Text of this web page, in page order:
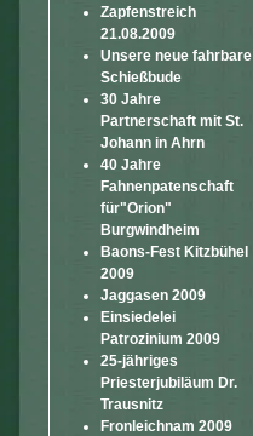
Zapfenstreich
21.08.2009
Unsere neue fahrbare
Schießbude
30 Jahre
Partnerschaft mit St.
Johann in Ahrn
40 Jahre
Fahnenpatenschaft
für"Orion"
Burgwindheim
Baons-Fest Kitzbühel
2009
Jaggasen 2009
Einsiedelei
Patrozinium 2009
25-jähriges
Priesterjubiläum Dr.
Trausnitz
Fronleichnam 2009